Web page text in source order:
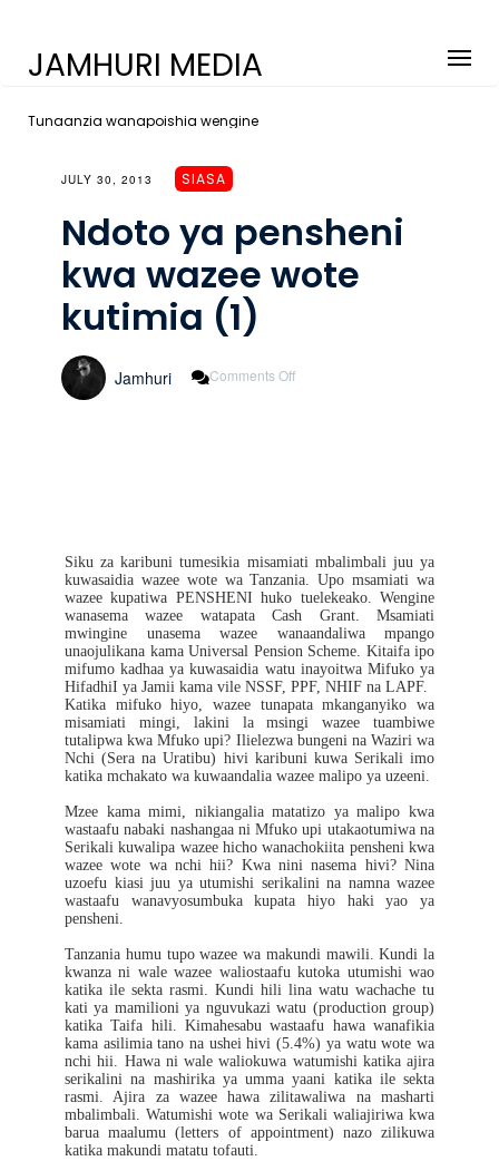
JAMHURI MEDIA
Tunaanzia wanapoishia wengine
JULY 30, 2013 SIASA
Ndoto ya pensheni
kwa wazee wote
kutimia (1)
Jamhuri Comments Off
Siku za karibuni tumesikia misamiati mbalimbali juu ya
kuwasaidia wazee wote wa Tanzania. Upo msamiati wa
wazee kupatiwa PENSHENI huko tuelekeako. Wengine
wanasema wazee watapata Cash Grant. Msamiati
mwingine unasema wazee wanaandaliwa mpango
unaojulikana kama Universal Pension Scheme. Kitaifa ipo
mifumo kadhaa ya kuwasaidia watu inayoitwa Mifuko ya
HifadhiI ya Jamii kama vile NSSF, PPF, NHIF na LAPF.
Katika mifuko hiyo, wazee tunapata mkanganyiko wa
misamiati mingi, lakini la msingi wazee tuambiwe
tutalipwa kwa Mfuko upi? Ilielezwa bungeni na Waziri wa
Nchi (Sera na Uratibu) hivi karibuni kuwa Serikali imo
katika mchakato wa kuwaandalia wazee malipo ya uzeeni.
Mzee kama mimi, nikiangalia matatizo ya malipo kwa
wastaafu nabaki nashangaa ni Mfuko upi utakaotumiwa na
Serikali kuwalipa wazee hicho wanachokiita pensheni kwa
wazee wote wa nchi hii? Kwa nini nasema hivi? Nina
uzoefu kiasi juu ya utumishi serikalini na namna wazee
wastaafu wanavyosumbuka kupata hiyo haki yao ya
pensheni.
Tanzania humu tupo wazee wa makundi mawili. Kundi la
kwanza ni wale wazee waliostaafu kutoka utumishi wao
katika ile sekta rasmi. Kundi hili lina watu wachache tu
kati ya mamilioni ya nguvukazi watu (production group)
katika Taifa hili. Kimahesabu wastaafu hawa wanafikia
kama asilimia tano na ushei hivi (5.4%) ya watu wote wa
nchi hii. Hawa ni wale waliokuwa watumishi katika ajira
serikalini na mashirika ya umma yaani katika ile sekta
rasmi. Ajira za wazee hawa zilitawaliwa na masharti
mbalimbali. Watumishi wote wa Serikali waliajiriwa kwa
barua maalumu (letters of appointment) nazo zilikuwa
katika makundi matatu tofauti.